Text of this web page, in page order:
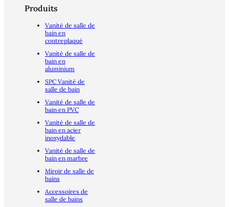
Produits
Vanité de salle de
bain en
contreplaqué
Vanité de salle de
bain en
aluminium
SPC Vanité de
salle de bain
Vanité de salle de
bain en PVC
Vanité de salle de
bain en acier
inoxydable
Vanité de salle de
bain en marbre
Miroir de salle de
bains
Accessoires de
salle de bains